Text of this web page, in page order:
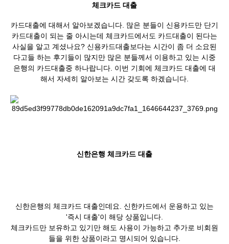
체크카드 대출
카드대출에 대해서 알아보겠습니다. 많은 분들이 신용카드만 단기
카드대출이 되는 줄 아시는데 체크카드에서도 카드대출이 된다는
사실을 알고 계셨나요? 신용카드대출보다는 시간이 좀 더 소요된
다고들 하는 후기들이 많지만 많은 분들께서 이용하고 있는 시중
은행의 카드대출중 하나랍니다. 이번 기회에 체크카드 대출에 대
해서 자세히 알아보는 시간 갖도록 하겠습니다.
신한은행 체크카드 대출
신한은행의 체크카드 대출인데요. 신한카드에서 운용하고 있는
'즉시 대출'이 해당 상품입니다.
체크카드만 보유하고 있기만 해도 사용이 가능하고 추가로 비회원
들을 위한 상품이라고 명시되어 있습니다.